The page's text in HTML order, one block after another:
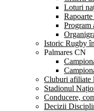
Loturi
Program
Istoric Rugby
Palmares CN
Cluburi afiliate
Stadionul
Conducere,
Decizii